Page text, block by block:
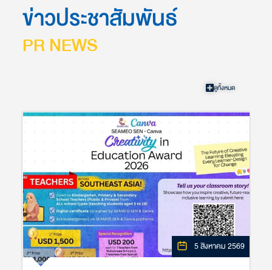
ข่าวประชาสัมพันธ์
PR NEWS
ดูทั้งหมด
5 สิงหาคม 2569